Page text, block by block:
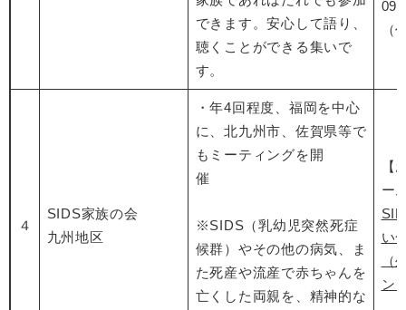
できます。安心して語り、
聴くことができる集いで
す。
（
４
SIDS家族の会
九州地区
・年4回程度、福岡を中心
に、北九州市、佐賀県等で
もミーティングを開
催
※SIDS（乳幼児突然死症
候群）やその他の病気、ま
た死産や流産で赤ちゃんを
亡くした両親を、精神的な
【
ー
い
（
ン